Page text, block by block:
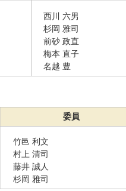
西川 六男
杉岡 雅司
前砂 政直
梅本 直子
名越 豊
委員
竹邑 利文
村上 清司
藤井 誠人
杉岡 雅司